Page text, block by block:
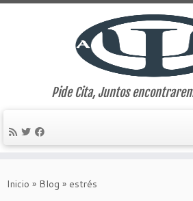
Pide Cita, Juntos
Inicio » Blog » estrés